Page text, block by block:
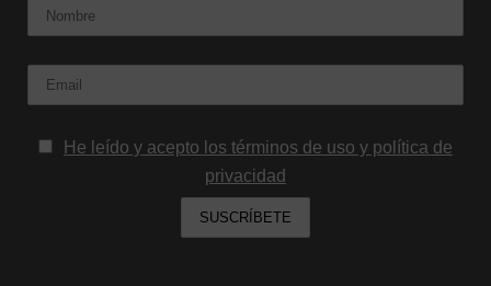
He leído y acepto los términos de uso y política de
privacidad